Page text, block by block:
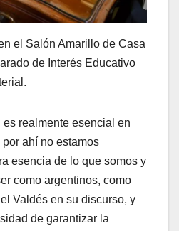
el Salón Amarillo de Casa
de Interés Educativo
realmente esencial en
ahí no estamos
esencia de lo que somos y
como argentinos, como
Valdés en su discurso, y
de garantizar la